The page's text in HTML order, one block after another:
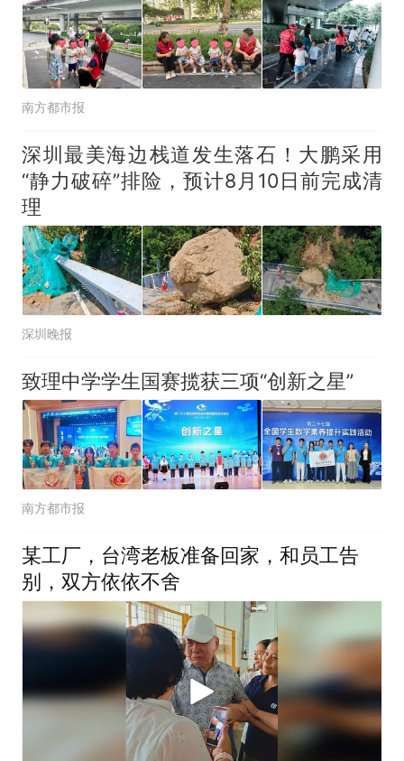
南方都市报
深圳最美海边栈道发生落石！大鹏采用
“静力破碎”排险，预计8月10日前完成清
理
深圳晚报
致理中学学生国赛揽获三项“创新之星”
南方都市报
某工厂，台湾老板准备回家，和员工告
别，双方依依不舍